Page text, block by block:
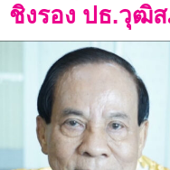
ชิงรอง ปธ.วุฒิ